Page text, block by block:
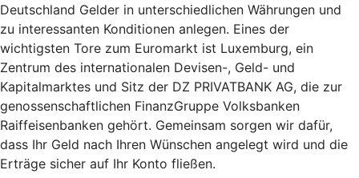
Deutschland Gelder in unterschiedlichen Währungen und
zu interessanten Konditionen anlegen. Eines der
wichtigsten Tore zum Euromarkt ist Luxemburg, ein
Zentrum des internationalen Devisen-, Geld- und
Kapitalmarktes und Sitz der DZ PRIVATBANK AG, die zur
genossenschaftlichen FinanzGruppe Volksbanken
Raiffeisenbanken gehört. Gemeinsam sorgen wir dafür,
dass Ihr Geld nach Ihren Wünschen angelegt wird und die
Erträge sicher auf Ihr Konto fließen.